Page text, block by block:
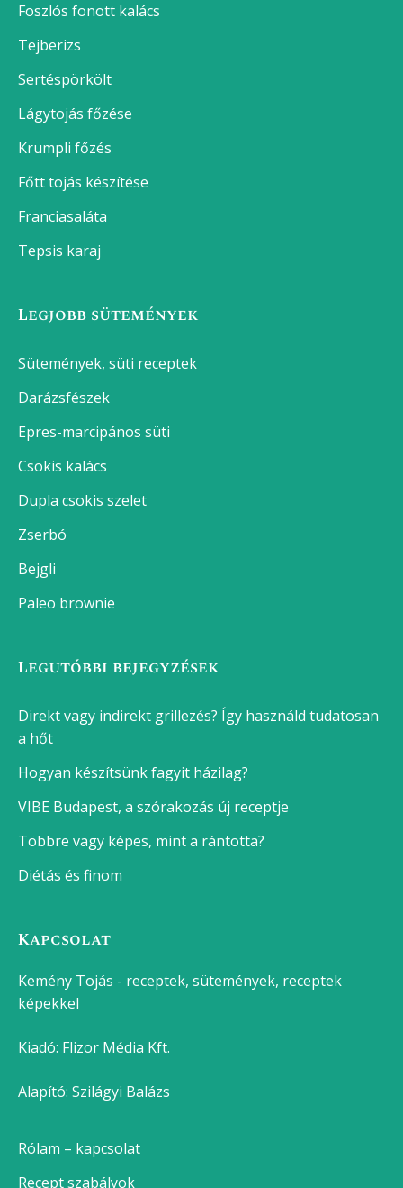
Foszlós fonott kalács
Tejberizs
Sertéspörkölt
Lágytojás főzése
Krumpli főzés
Főtt tojás készítése
Franciasaláta
Tepsis karaj
Legjobb sütemények
Sütemények, süti receptek
Darázsfészek
Epres-marcipános süti
Csokis kalács
Dupla csokis szelet
Zserbó
Bejgli
Paleo brownie
Legutóbbi bejegyzések
Direkt vagy indirekt grillezés? Így használd tudatosan
a hőt
Hogyan készítsünk fagyit házilag?
VIBE Budapest, a szórakozás új receptje
Többre vagy képes, mint a rántotta?
Diétás és finom
Kapcsolat
Kemény Tojás - receptek, sütemények, receptek
képekkel
Kiadó: Flizor Média Kft.
Alapító: Szilágyi Balázs
Rólam – kapcsolat
Recept szabályok